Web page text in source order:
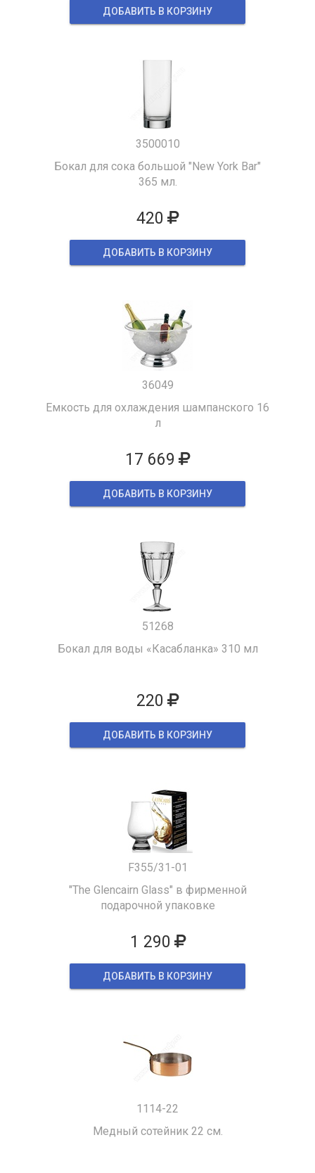
ДОБАВИТЬ В КОРЗИНУ
3500010
Бокал для сока большой "New York Bar"
365 мл.
420
ДОБАВИТЬ В КОРЗИНУ
36049
Емкость для охлаждения шампанского 16
л
17 669
ДОБАВИТЬ В КОРЗИНУ
51268
Бокал для воды «Касабланка» 310 мл
220
ДОБАВИТЬ В КОРЗИНУ
F355/31-01
"The Glencairn Glass" в фирменной
подарочной упаковке
1 290
ДОБАВИТЬ В КОРЗИНУ
1114-22
Медный сотейник 22 см.